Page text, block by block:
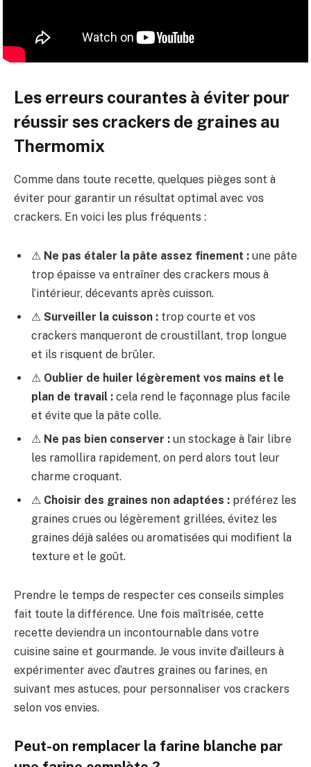
Les erreurs courantes à éviter pour
réussir ses crackers de graines au
Thermomix
Comme dans toute recette, quelques pièges sont à
éviter pour garantir un résultat optimal avec vos
crackers. En voici les plus fréquents :
⚠ Ne pas étaler la pâte assez finement : une pâte
trop épaisse va entraîner des crackers mous à
l’intérieur, décevants après cuisson.
⚠ Surveiller la cuisson : trop courte et vos
crackers manqueront de croustillant, trop longue
et ils risquent de brûler.
⚠ Oublier de huiler légèrement vos mains et le
plan de travail : cela rend le façonnage plus facile
et évite que la pâte colle.
⚠ Ne pas bien conserver : un stockage à l’air libre
les ramollira rapidement, on perd alors tout leur
charme croquant.
⚠ Choisir des graines non adaptées : préférez les
graines crues ou légèrement grillées, évitez les
graines déjà salées ou aromatisées qui modifient la
texture et le goût.
Prendre le temps de respecter ces conseils simples
fait toute la différence. Une fois maîtrisée, cette
recette deviendra un incontournable dans votre
cuisine saine et gourmande. Je vous invite d’ailleurs à
expérimenter avec d’autres graines ou farines, en
suivant mes astuces, pour personnaliser vos crackers
selon vos envies.
Peut-on remplacer la farine blanche par